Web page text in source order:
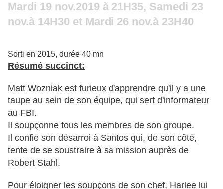
Mardi 19 nov.2019 à 21H35, Samedi 23
nov.à 14H30 et Mardi 26 nov.à 23H40
Sorti en 2015, durée 40 mn
Résumé succinct:
Matt Wozniak est furieux d'apprendre qu'il y a une
taupe au sein de son équipe, qui sert d'informateur
au FBI.
Il soupçonne tous les membres de son groupe.
Il confie son désarroi à Santos qui, de son côté,
tente de se soustraire à sa mission auprès de
Robert Stahl.
Pour éloigner les soupçons de son chef, Harlee lui